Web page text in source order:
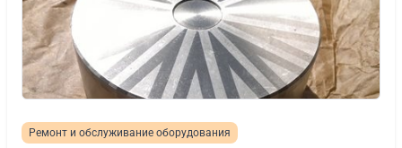
Ремонт и обслуживание оборудования